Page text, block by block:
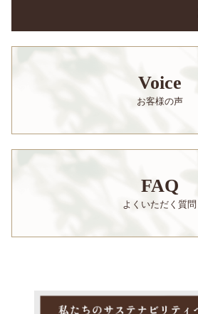
Voice
お客様の声
FAQ
よくいただく質問